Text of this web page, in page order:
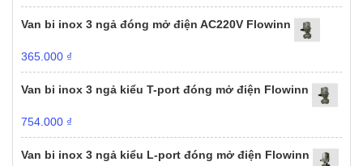
Van bi inox 3 ngả đóng mở điện AC220V Flowinn
365.000 ₫
Van bi inox 3 ngả kiểu T-port đóng mở điện Flowinn
754.000 ₫
Van bi inox 3 ngả kiểu L-port đóng mở điện Flowinn